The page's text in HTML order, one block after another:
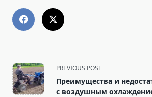
<span
class="nav-
subtitle
PREVIOUS POST
Преимущества и
с воздушным